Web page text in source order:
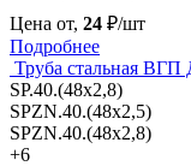
Цена от, 24 ₽/шт
Подробнее
Труба стальная
SP.40.(48x2,8)
SPZN.40.(48x2,5)
SPZN.40.(48x2,8)
+6